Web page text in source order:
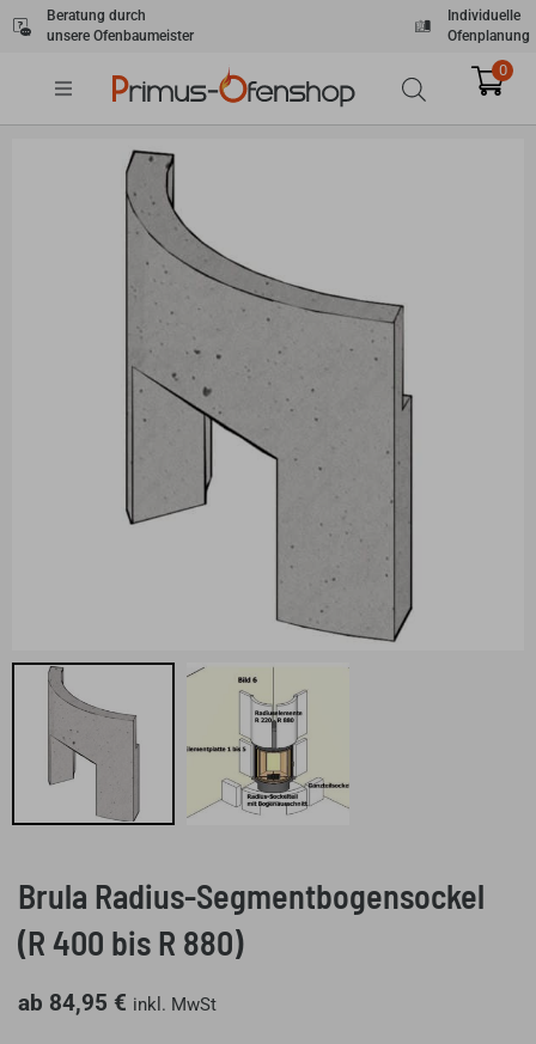
Zum
Inhalt
Beratung durch
unsere Ofenbaumeister
Individuelle
Ofenplanung
0
Brula Radius-Segmentbogensockel
(R 400 bis R 880)
ab 84,95 € inkl. MwSt